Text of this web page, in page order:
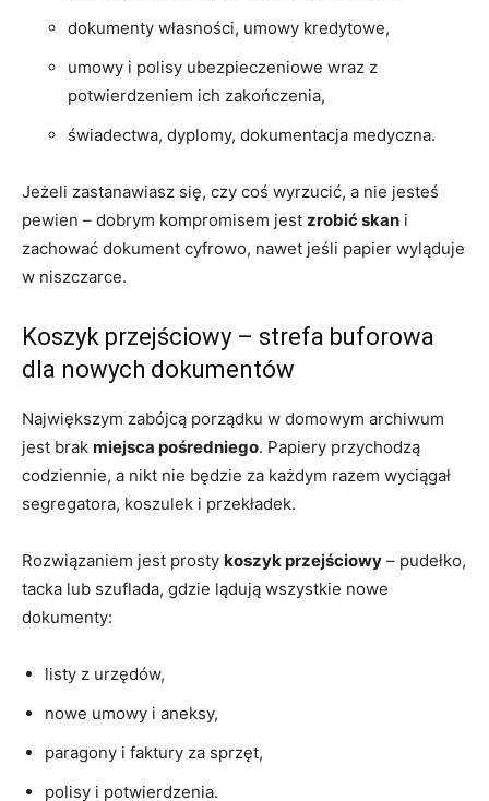
dokumenty własności, umowy kredytowe,
umowy i polisy ubezpieczeniowe wraz z
potwierdzeniem ich zakończenia,
świadectwa, dyplomy, dokumentacja medyczna.
Jeżeli zastanawiasz się, czy coś wyrzucić, a nie jesteś
pewien – dobrym kompromisem jest zrobić skan i
zachować dokument cyfrowo, nawet jeśli papier wyląduje
w niszczarce.
Koszyk przejściowy – strefa buforowa
dla nowych dokumentów
Największym zabójcą porządku w domowym archiwum
jest brak miejsca pośredniego. Papiery przychodzą
codziennie, a nikt nie będzie za każdym razem wyciągał
segregatora, koszulek i przekładek.
Rozwiązaniem jest prosty koszyk przejściowy – pudełko,
tacka lub szuflada, gdzie lądują wszystkie nowe
dokumenty:
listy z urzędów,
nowe umowy i aneksy,
paragony i faktury za sprzęt,
polisy i potwierdzenia.